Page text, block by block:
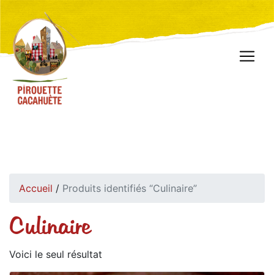
Accueil / Produits identifiés “Culinaire”
Culinaire
Voici le seul résultat